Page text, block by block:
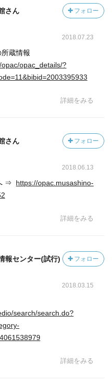
さん フォロー
2018.07.23
蔵情報
opac_details/?
詳細をみる
さん フォロー
2018.06.13
⇒ https://opac.musashino-
詳細をみる
フォロー
2018.03.15
search/search.do?
詳細をみる